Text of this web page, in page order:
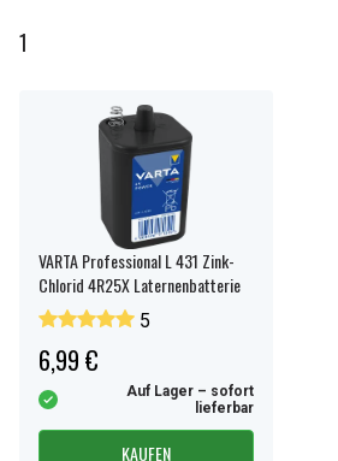
1
VARTA Professional L 431 Zink-
Chlorid 4R25X Laternenbatterie
5
6,99 €
Auf Lager – sofort
lieferbar
KAUFEN